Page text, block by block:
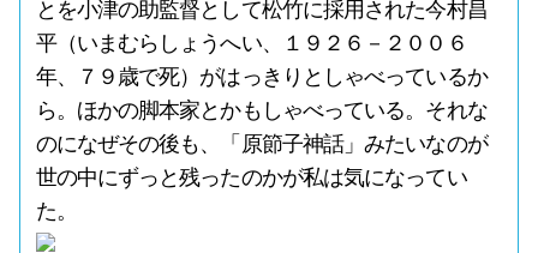
とを小津の助監督として松竹に採用された今村昌
平（いまむらしょうへい、１９２６－２００６
年、７９歳で死）がはっきりとしゃべっているか
ら。ほかの脚本家とかもしゃべっている。それな
のになぜその後も、「原節子神話」みたいなのが
世の中にずっと残ったのかが私は気になってい
た。